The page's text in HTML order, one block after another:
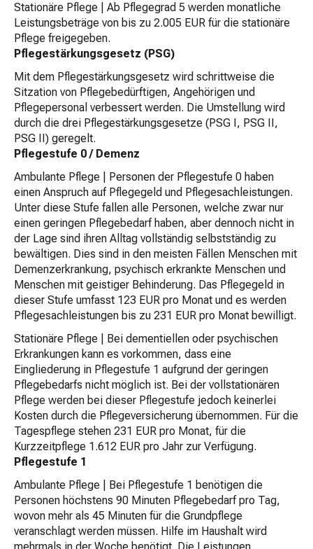
Stationäre Pflege | Ab Pflegegrad 5 werden monatliche
Leistungsbeträge von bis zu 2.005 EUR für die stationäre
Pflege freigegeben.
Pflegestärkungsgesetz (PSG)
Mit dem Pflegestärkungsgesetz wird schrittweise die
Sitzation von Pflegebedürftigen, Angehörigen und
Pflegepersonal verbessert werden. Die Umstellung wird
durch die drei Pflegestärkungsgesetze (PSG I, PSG II,
PSG II) geregelt.
Pflegestufe 0 / Demenz
Ambulante Pflege | Personen der Pflegestufe 0 haben
einen Anspruch auf Pflegegeld und Pflegesachleistungen.
Unter diese Stufe fallen alle Personen, welche zwar nur
einen geringen Pflegebedarf haben, aber dennoch nicht in
der Lage sind ihren Alltag vollständig selbstständig zu
bewältigen. Dies sind in den meisten Fällen Menschen mit
Demenzerkrankung, psychisch erkrankte Menschen und
Menschen mit geistiger Behinderung. Das Pflegegeld in
dieser Stufe umfasst 123 EUR pro Monat und es werden
Pflegesachleistungen bis zu 231 EUR pro Monat bewilligt.
Stationäre Pflege | Bei dementiellen oder psychischen
Erkrankungen kann es vorkommen, dass eine
Eingliederung in Pflegestufe 1 aufgrund der geringen
Pflegebedarfs nicht möglich ist. Bei der vollstationären
Pflege werden bei dieser Pflegestufe jedoch keinerlei
Kosten durch die Pflegeversicherung übernommen. Für die
Tagespflege stehen 231 EUR pro Monat, für die
Kurzzeitpflege 1.612 EUR pro Jahr zur Verfügung.
Pflegestufe 1
Ambulante Pflege | Bei Pflegestufe 1 benötigen die
Personen höchstens 90 Minuten Pflegebedarf pro Tag,
wovon mehr als 45 Minuten für die Grundpflege
veranschlagt werden müssen. Hilfe im Haushalt wird